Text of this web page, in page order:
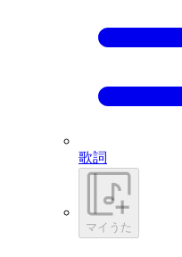
歌詞
マイうた